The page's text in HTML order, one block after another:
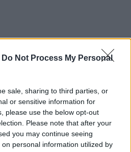
Do Not Process My Personal
sale, sharing to third parties, or
or sensitive information for
please use the below opt-out
Please note that after your
you may continue seeing
personal information utilized by
dicono